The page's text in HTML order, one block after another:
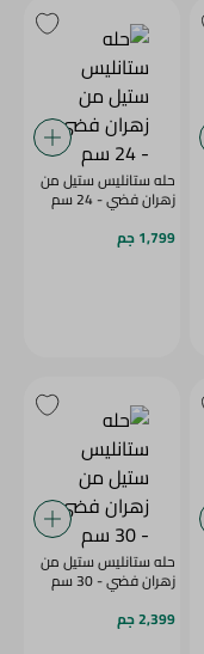
حله ستانليس ستيل من
زهران فضي - 24 سم
1,799 جم
حله ستانليس ستيل من
زهران فضي - 30 سم
2,399 جم